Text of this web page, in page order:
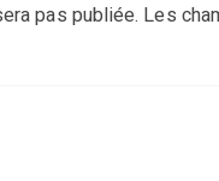
pas publiée. Les